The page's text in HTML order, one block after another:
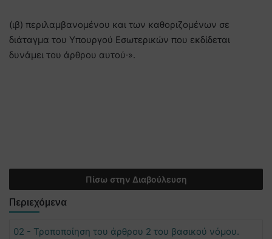
(ιβ) περιλαμβανομένου και των καθοριζομένων σε
διάταγμα του Υπουργού Εσωτερικών που εκδίδεται
δυνάμει του άρθρου αυτού∙».
Πίσω στην Διαβούλευση
Περιεχόμενα
02 - Τροποποίηση του άρθρου 2 του βασικού νόμου.